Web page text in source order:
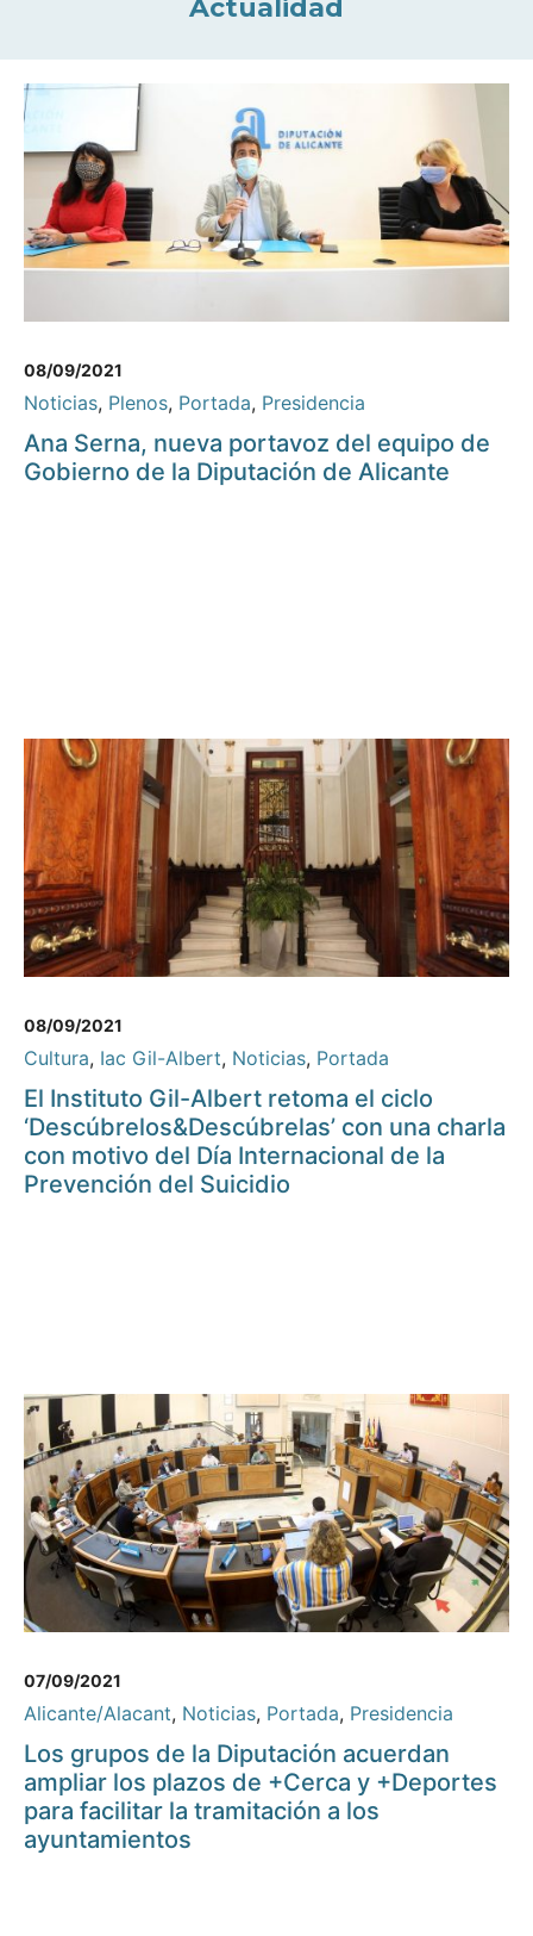
Actualidad
08/09/2021
Noticias, Plenos, Portada, Presidencia
Ana Serna, nueva portavoz del equipo de
Gobierno de la Diputación de Alicante
08/09/2021
Cultura, Iac Gil-Albert, Noticias, Portada
El Instituto Gil-Albert retoma el ciclo
‘Descúbrelos&Descúbrelas’ con una charla
con motivo del Día Internacional de la
Prevención del Suicidio
07/09/2021
Alicante/Alacant, Noticias, Portada, Presidencia
Los grupos de la Diputación acuerdan
ampliar los plazos de +Cerca y +Deportes
para facilitar la tramitación a los
ayuntamientos